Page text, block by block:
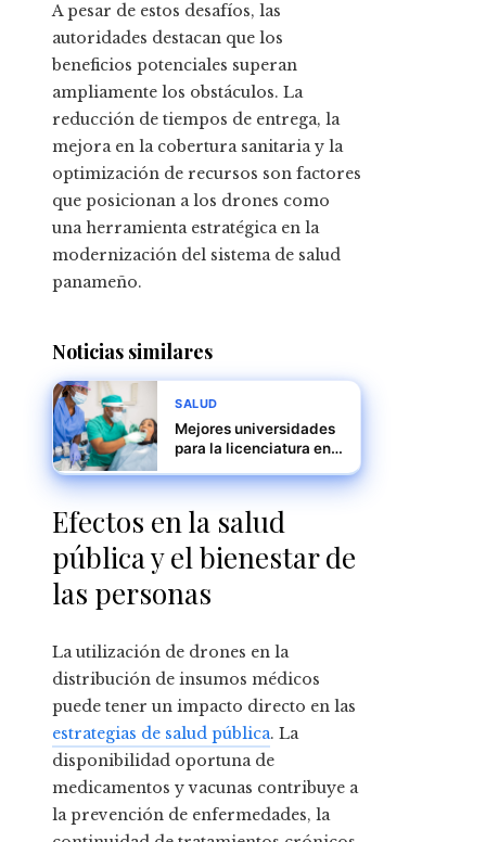
A pesar de estos desafíos, las
autoridades destacan que los
beneficios potenciales superan
ampliamente los obstáculos. La
reducción de tiempos de entrega, la
mejora en la cobertura sanitaria y la
optimización de recursos son factores
que posicionan a los drones como
una herramienta estratégica en la
modernización del sistema de salud
panameño.
Noticias similares
SALUD
Mejores universidades
para la licenciatura en
Efectos en la salud
pública y el bienestar de
las personas
La utilización de drones en la
distribución de insumos médicos
puede tener un impacto directo en las
estrategias de salud pública. La
disponibilidad oportuna de
medicamentos y vacunas contribuye a
la prevención de enfermedades, la